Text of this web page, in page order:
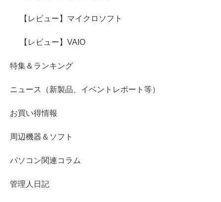
【レビュー】マイクロソフト
【レビュー】VAIO
特集＆ランキング
ニュース（新製品、イベントレポート等）
お買い得情報
周辺機器＆ソフト
パソコン関連コラム
管理人日記